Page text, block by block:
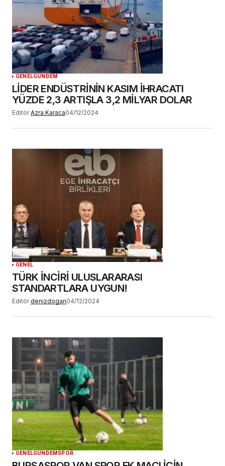
GENELGÜNDEM
LİDER ENDÜSTRİNİN KASIM İHRACATI
YÜZDE 2,3 ARTIŞLA 3,2 MİLYAR DOLAR
Editör Azra Karaca04/12/2024
GENEL
TÜRK İNCİRİ ULUSLARARASI
STANDARTLARA UYGUN!
Editör denizdogan04/12/2024
GENELGÜNDEM SPOR